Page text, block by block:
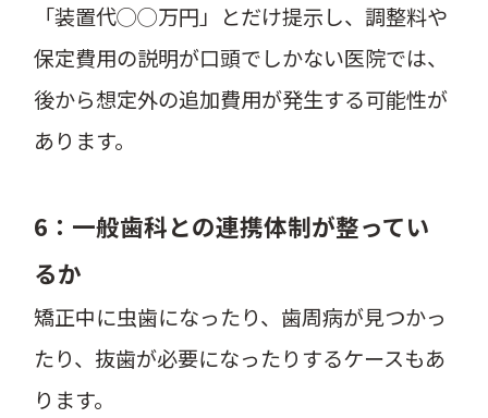
「装置代◯◯万円」とだけ提示し、調整料や
保定費用の説明が口頭でしかない医院では、
後から想定外の追加費用が発生する可能性が
あります。
6：一般歯科との連携体制が整ってい
るか
矯正中に虫歯になったり、歯周病が見つかっ
たり、抜歯が必要になったりするケースもあ
ります。